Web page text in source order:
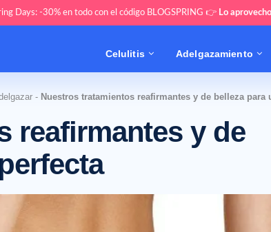
Days: -30% en todo con el código BLOGSPRING 👉 Lo aprovecho
Celulitis Adelgazamiento
- Nuestros tratamientos reafirmantes y de belleza para
reafirmantes y de